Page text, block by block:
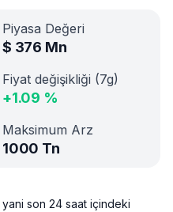
Piyasa Değeri
$ 376 Mn
Fiyat değişikliği (7g)
+1.09 %
Maksimum Arz
1000 Tn
son 24 saat içindeki